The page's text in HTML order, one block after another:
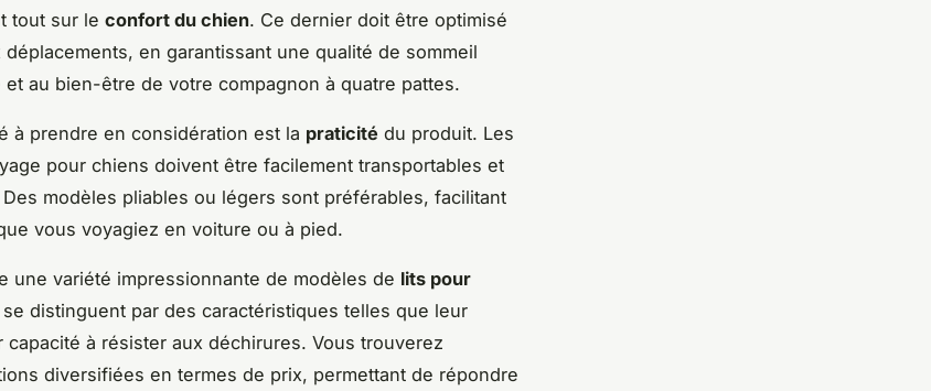
tout sur le confort du chien. Ce dernier doit être optimisé
déplacements, en garantissant une qualité de sommeil
et au bien-être de votre compagnon à quatre pattes.
à prendre en considération est la praticité du produit. Les
pour chiens doivent être facilement transportables et
modèles pliables ou légers sont préférables, facilitant
vous voyagiez en voiture ou à pied.
une variété impressionnante de modèles de lits pour
distinguent par des caractéristiques telles que leur
capacité à résister aux déchirures. Vous trouverez
diversifiées en termes de prix, permettant de répondre